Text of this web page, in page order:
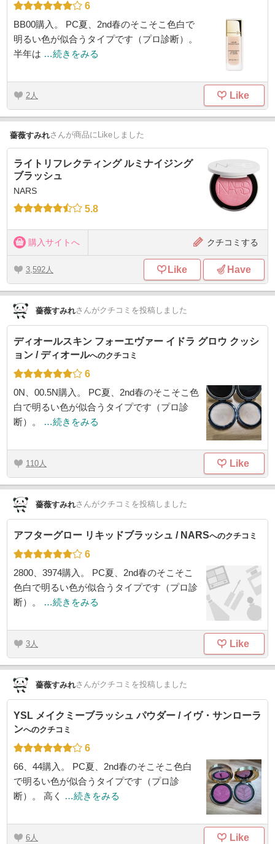
6
BB00購入。 PC夏、2nd春のそこそこ色白で
明るい色が似合うタイプです（プロ診断）。
半年は …続きをみる
2 Like
薔薇すみれさんが商品にLikeしました
ライトリフレクティング ルミナイジング
ブラッシュ
NARS
5.8
購入サイトへ クチコミする
3,592 Like Have
薔薇すみれさんがクチコミを投稿しました
ディオールスキン フォーエヴァー イドラ グロウ クッシ
ョン / ディオールへのクチコミ
6
0N、00.5N購入。 PC夏、2nd春のそこそこ色
白で明るい色が似合うタイプです（プロ診
断）。
…続きをみる
110 Like
薔薇すみれさんがクチコミを投稿しました
アフターグロー リキッドブラッシュ / NARSへのクチコミ
6
2800、3974購入。 PC夏、2nd春のそこそこ
色白で明るい色が似合うタイプです（プロ診
断）。
…続きをみる
3 Like
薔薇すみれさんがクチコミを投稿しました
YSL メイクミーブラッシュ パウダー / イヴ・サンローラ
ンへのクチコミ
6
66、44購入。 PC夏、2nd春のそこそこ色白
で明るい色が似合うタイプです（プロ診
断）。 高く
…続きをみる
6 Like